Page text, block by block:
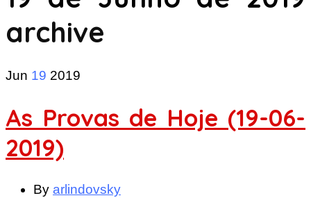
archive
Jun 19 2019
As Provas de Hoje (19-06-
2019)
By arlindovsky